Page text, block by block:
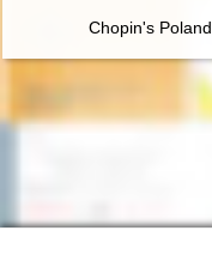
Chopin's Poland